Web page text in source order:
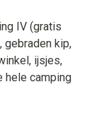
IV (gratis
gebraden kip,
ijsjes,
hele camping